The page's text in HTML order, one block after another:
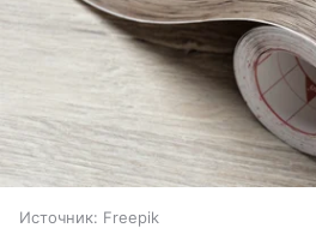
Источник: Freepik